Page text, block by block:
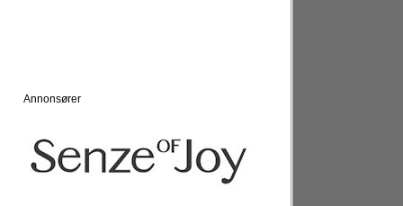
Annonsører